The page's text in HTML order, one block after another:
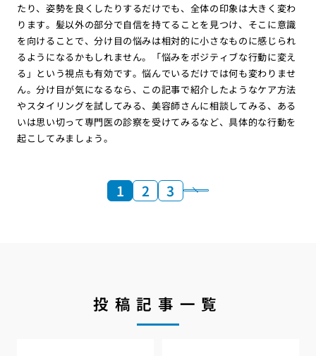
たり、姿勢を良くしたりするだけでも、全体の印象は大きく変わ
ります。髪以外の部分で自信を持てることを見つけ、そこに意識
を向けることで、分け目の悩みは相対的に小さなものに感じられ
るようになるかもしれません。「悩みをポジティブな行動に変え
る」という視点も有効です。悩んでいるだけでは何も変わりませ
ん。分け目が気になるなら、この記事で紹介したようなケア方法
やスタイリングを試してみる、美容師さんに相談してみる、ある
いは思い切って専門医の診察を受けてみるなど、具体的な行動を
起こしてみましょう。
1 2 3
投稿記事一覧